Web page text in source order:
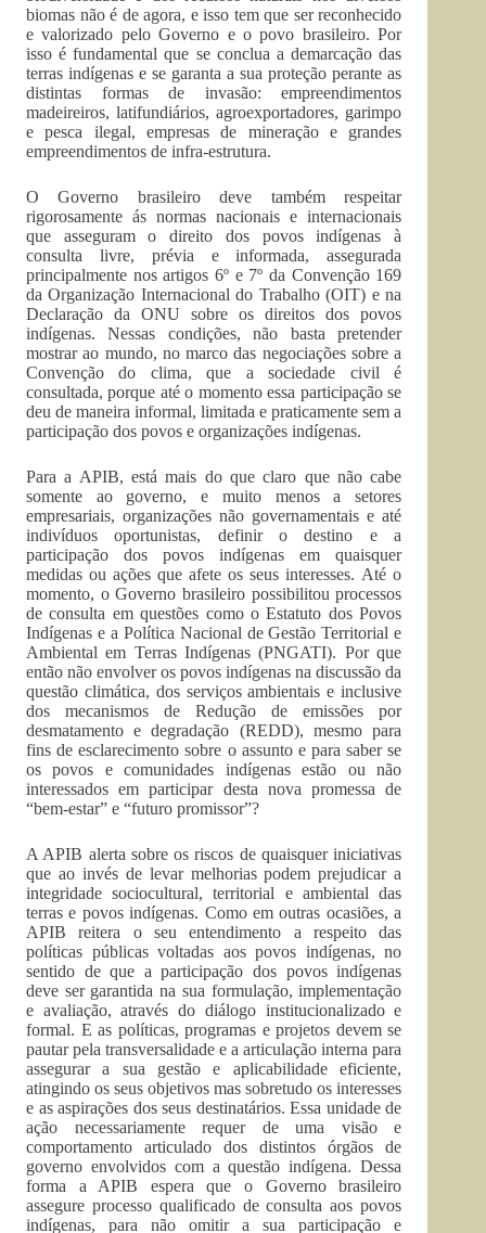
biomas não é de agora, e isso tem que ser reconhecido
e valorizado pelo Governo e o povo brasileiro. Por
isso é fundamental que se conclua a demarcação das
terras indígenas e se garanta a sua proteção perante as
distintas formas de invasão: empreendimentos
madeireiros, latifundiários, agroexportadores, garimpo
e pesca ilegal, empresas de mineração e grandes
empreendimentos de infra-estrutura.
O Governo brasileiro deve também respeitar
rigorosamente ás normas nacionais e internacionais
que asseguram o direito dos povos indígenas à
consulta livre, prévia e informada, assegurada
principalmente nos artigos 6º e 7º da Convenção 169
da Organização Internacional do Trabalho (OIT) e na
Declaração da ONU sobre os direitos dos povos
indígenas. Nessas condições, não basta pretender
mostrar ao mundo, no marco das negociações sobre a
Convenção do clima, que a sociedade civil é
consultada, porque até o momento essa participação se
deu de maneira informal, limitada e praticamente sem a
participação dos povos e organizações indígenas.
Para a APIB, está mais do que claro que não cabe
somente ao governo, e muito menos a setores
empresariais, organizações não governamentais e até
indivíduos oportunistas, definir o destino e a
participação dos povos indígenas em quaisquer
medidas ou ações que afete os seus interesses. Até o
momento, o Governo brasileiro possibilitou processos
de consulta em questões como o Estatuto dos Povos
Indígenas e a Política Nacional de Gestão Territorial e
Ambiental em Terras Indígenas (PNGATI). Por que
então não envolver os povos indígenas na discussão da
questão climática, dos serviços ambientais e inclusive
dos mecanismos de Redução de emissões por
desmatamento e degradação (REDD), mesmo para
fins de esclarecimento sobre o assunto e para saber se
os povos e comunidades indígenas estão ou não
interessados em participar desta nova promessa de
“bem-estar” e “futuro promissor”?
A APIB alerta sobre os riscos de quaisquer iniciativas
que ao invés de levar melhorias podem prejudicar a
integridade sociocultural, territorial e ambiental das
terras e povos indígenas. Como em outras ocasiões, a
APIB reitera o seu entendimento a respeito das
políticas públicas voltadas aos povos indígenas, no
sentido de que a participação dos povos indígenas
deve ser garantida na sua formulação, implementação
e avaliação, através do diálogo institucionalizado e
formal. E as políticas, programas e projetos devem se
pautar pela transversalidade e a articulação interna para
assegurar a sua gestão e aplicabilidade eficiente,
atingindo os seus objetivos mas sobretudo os interesses
e as aspirações dos seus destinatários. Essa unidade de
ação necessariamente requer de uma visão e
comportamento articulado dos distintos órgãos de
governo envolvidos com a questão indígena. Dessa
forma a APIB espera que o Governo brasileiro
assegure processo qualificado de consulta aos povos
indígenas, para não omitir a sua participação e